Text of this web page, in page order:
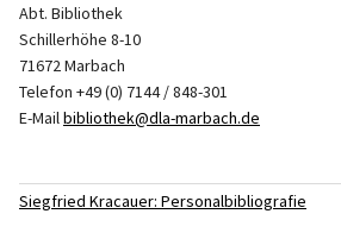
Abt. Bibliothek
Schillerhöhe 8-10
71672 Marbach
Telefon +49 (0) 7144 / 848-301
E-Mailbibliothek@dla-marbach.de
Siegfried Kracauer: Personalbibliografie